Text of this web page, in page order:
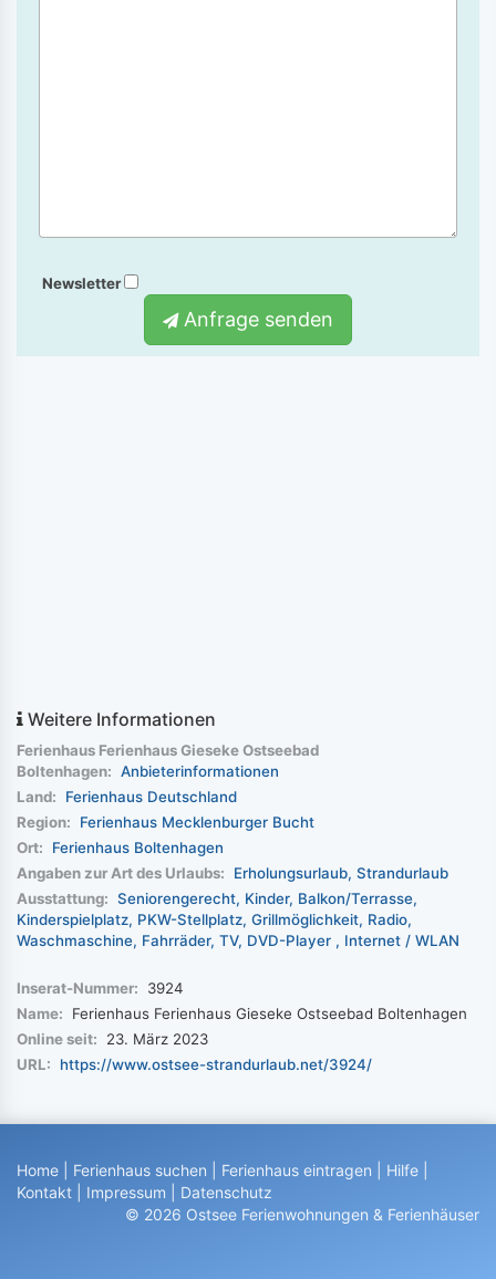
Newsletter
Anfrage senden
Weitere Informationen
Ferienhaus Ferienhaus Gieseke Ostseebad
Boltenhagen: Anbieterinformationen
Land:
Ferienhaus Deutschland
Region:
Ferienhaus Mecklenburger Bucht
Ort:
Ferienhaus Boltenhagen
Angaben zur Art des Urlaubs:
Erholungsurlaub Strandurlaub
Ausstattung: Seniorengerecht Kinder Balkon/Terrasse
Kinderspielplatz PKW-Stellplatz Grillmöglichkeit Radio
Waschmaschine Fahrräder TV DVD-Player Internet / WLAN
Inserat-Nummer:
3924
Name:
Ferienhaus Ferienhaus Gieseke Ostseebad Boltenhagen
Online seit:
23. März 2023
URL:
https://www.ostsee-strandurlaub.net/3924/
Home Ferienhaus suchen Ferienhaus eintragen Hilfe
Kontakt
Impressum
Datenschutz
© 2026 Ostsee Ferienwohnungen & Ferienhäuser